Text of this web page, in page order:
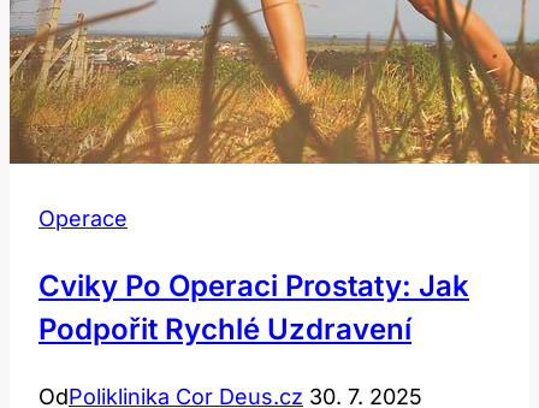
Operace
Cviky Po Operaci Prostaty: Jak
Podpořit Rychlé Uzdravení
OdPoliklinika Cor Deus.cz 30. 7. 2025